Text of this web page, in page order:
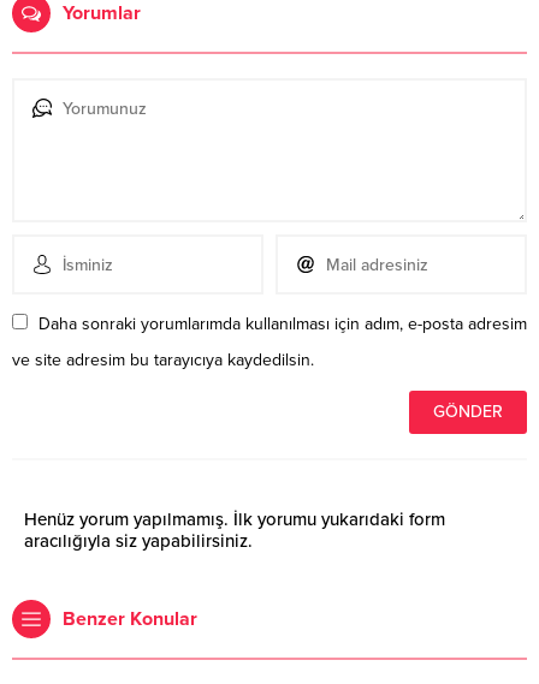
Yorumlar
Daha sonraki yorumlarımda kullanılması için adım, e-posta adresim
ve site adresim bu tarayıcıya kaydedilsin.
Henüz yorum yapılmamış. İlk yorumu yukarıdaki form
aracılığıyla siz yapabilirsiniz.
Benzer Konular